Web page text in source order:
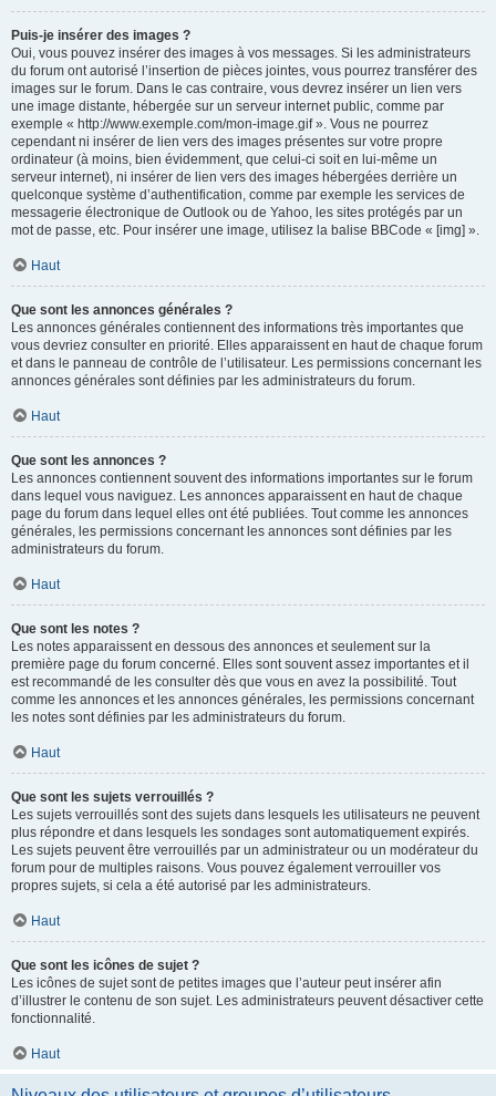
Puis-je insérer des images ?
Oui, vous pouvez insérer des images à vos messages. Si les administrateurs
du forum ont autorisé l’insertion de pièces jointes, vous pourrez transférer des
images sur le forum. Dans le cas contraire, vous devrez insérer un lien vers
une image distante, hébergée sur un serveur internet public, comme par
exemple « http://www.exemple.com/mon-image.gif ». Vous ne pourrez
cependant ni insérer de lien vers des images présentes sur votre propre
ordinateur (à moins, bien évidemment, que celui-ci soit en lui-même un
serveur internet), ni insérer de lien vers des images hébergées derrière un
quelconque système d’authentification, comme par exemple les services de
messagerie électronique de Outlook ou de Yahoo, les sites protégés par un
mot de passe, etc. Pour insérer une image, utilisez la balise BBCode « [img] ».
Haut
Que sont les annonces générales ?
Les annonces générales contiennent des informations très importantes que
vous devriez consulter en priorité. Elles apparaissent en haut de chaque forum
et dans le panneau de contrôle de l’utilisateur. Les permissions concernant les
annonces générales sont définies par les administrateurs du forum.
Haut
Que sont les annonces ?
Les annonces contiennent souvent des informations importantes sur le forum
dans lequel vous naviguez. Les annonces apparaissent en haut de chaque
page du forum dans lequel elles ont été publiées. Tout comme les annonces
générales, les permissions concernant les annonces sont définies par les
administrateurs du forum.
Haut
Que sont les notes ?
Les notes apparaissent en dessous des annonces et seulement sur la
première page du forum concerné. Elles sont souvent assez importantes et il
est recommandé de les consulter dès que vous en avez la possibilité. Tout
comme les annonces et les annonces générales, les permissions concernant
les notes sont définies par les administrateurs du forum.
Haut
Que sont les sujets verrouillés ?
Les sujets verrouillés sont des sujets dans lesquels les utilisateurs ne peuvent
plus répondre et dans lesquels les sondages sont automatiquement expirés.
Les sujets peuvent être verrouillés par un administrateur ou un modérateur du
forum pour de multiples raisons. Vous pouvez également verrouiller vos
propres sujets, si cela a été autorisé par les administrateurs.
Haut
Que sont les icônes de sujet ?
Les icônes de sujet sont de petites images que l’auteur peut insérer afin
d’illustrer le contenu de son sujet. Les administrateurs peuvent désactiver cette
fonctionnalité.
Haut